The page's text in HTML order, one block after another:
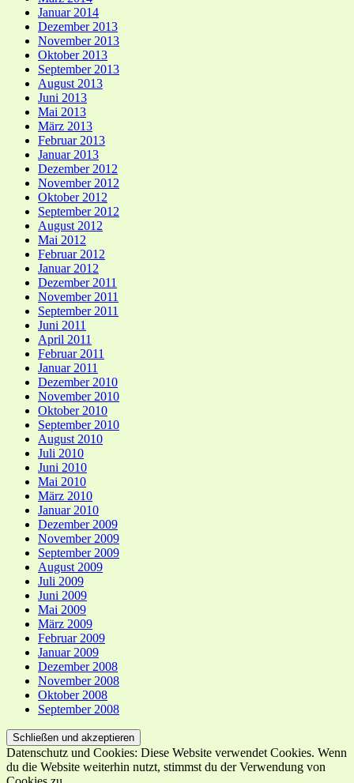
Januar 2014
Dezember 2013
November 2013
Oktober 2013
September 2013
August 2013
Juni 2013
Mai 2013
März 2013
Februar 2013
Januar 2013
Dezember 2012
November 2012
Oktober 2012
September 2012
August 2012
Mai 2012
Februar 2012
Januar 2012
Dezember 2011
November 2011
September 2011
Juni 2011
April 2011
Februar 2011
Januar 2011
Dezember 2010
November 2010
Oktober 2010
September 2010
August 2010
Juli 2010
Juni 2010
Mai 2010
März 2010
Januar 2010
Dezember 2009
November 2009
September 2009
August 2009
Juli 2009
Juni 2009
Mai 2009
März 2009
Februar 2009
Januar 2009
Dezember 2008
November 2008
Oktober 2008
September 2008
Datenschutz und Cookies: Diese Website verwendet Cookies. Wenn
du die Website weiterhin nutzt, stimmst du der Verwendung von